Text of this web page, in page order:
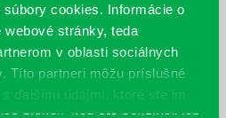
cookies. Informácie o
stránky, teda
v oblasti sociálnych
Títo partneri môžu príslušné
ďalšími údajmi, ktoré ste im